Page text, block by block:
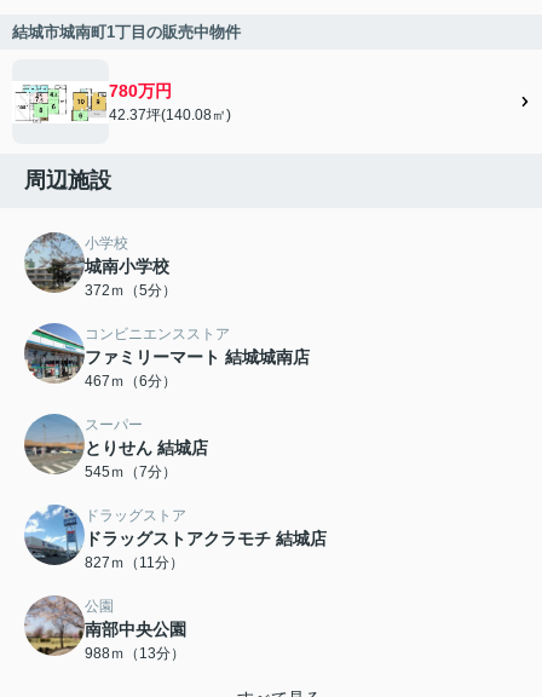
結城市城南町1丁目の販売中物件
780万円
42.37坪(140.08㎡)
周辺施設
小学校
城南小学校
372ｍ（5分）
コンビニエンスストア
ファミリーマート 結城城南店
467ｍ（6分）
スーパー
とりせん 結城店
545ｍ（7分）
ドラッグストア
ドラッグストアクラモチ 結城店
827ｍ（11分）
公園
南部中央公園
988ｍ（13分）